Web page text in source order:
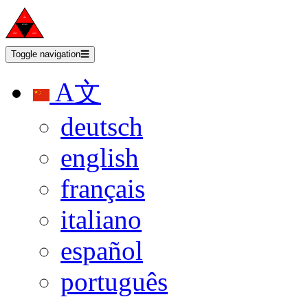
Toggle navigation☰
A文
deutsch
english
français
italiano
español
português